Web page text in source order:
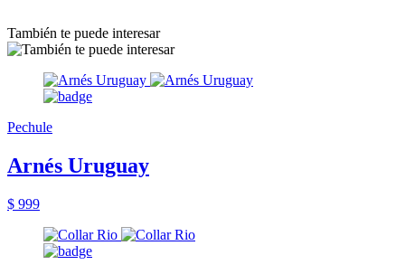
También te puede interesar
Pechule
Arnés Uruguay
$ 999